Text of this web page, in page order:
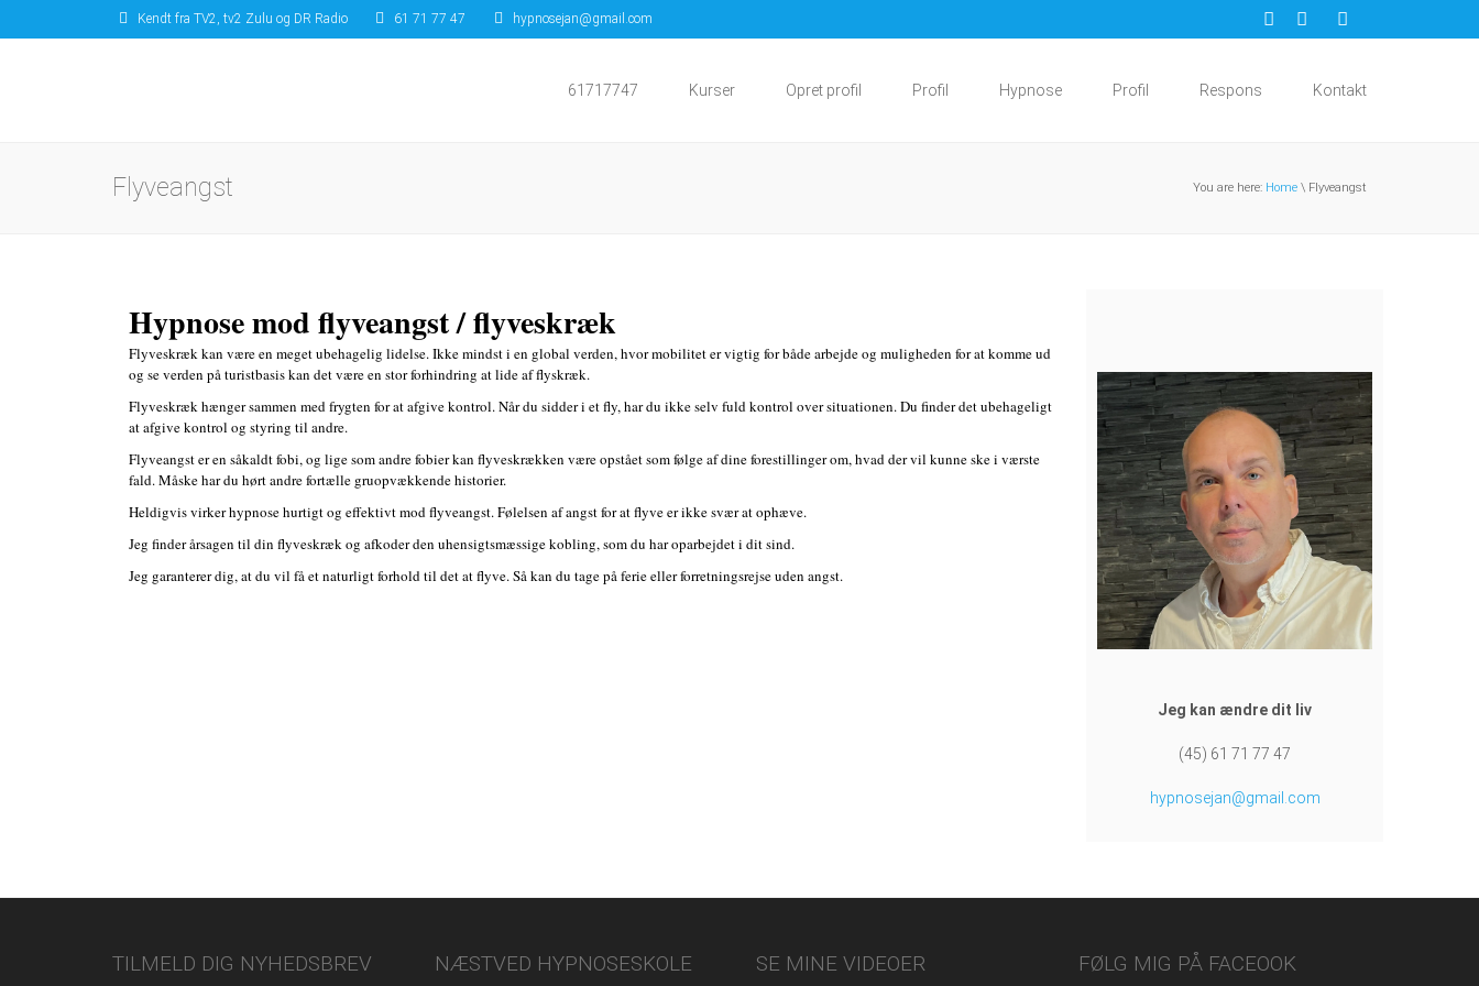
Kendt fra TV2, tv2 Zulu og DR Radio 61 71 77 47 hypnosejan@gmail.com
61717747 Kurser Opret profil Profil Hypnose Profil Respons Kontakt
Flyveangst You are here: Home \ Flyveangst
Hypnose mod flyveangst / flyveskræk
Flyveskræk kan være en meget ubehagelig lidelse. Ikke mindst i en global verden, hvor mobilitet er vigtig for både arbejde og muligheden for at komme ud
og se verden på turistbasis kan det være en stor forhindring at lide af flyskræk.
Flyveskræk hænger sammen med frygten for at afgive kontrol. Når du sidder i et fly, har du ikke selv fuld kontrol over situationen. Du finder det ubehageligt
at afgive kontrol og styring til andre.
Flyveangst er en såkaldt fobi, og lige som andre fobier kan flyveskrækken være opstået som følge af dine forestillinger om, hvad der vil kunne ske i værste
fald. Måske har du hørt andre fortælle gruopvækkende historier.
Heldigvis virker hypnose hurtigt og effektivt mod flyveangst. Følelsen af angst for at flyve er ikke svær at ophæve.
Jeg finder årsagen til din flyveskræk og afkoder den uhensigtsmæssige kobling, som du har oparbejdet i dit sind.
Jeg garanterer dig, at du vil få et naturligt forhold til det at flyve. Så kan du tage på ferie eller forretningsrejse uden angst.
Jeg kan ændre dit liv
(45) 61 71 77 47
hypnosejan@gmail.com
TILMELD DIG NYHEDSBREV NÆSTVED HYPNOSESKOLE SE MINE VIDEOER FØLG MIG PÅ FACEOOK